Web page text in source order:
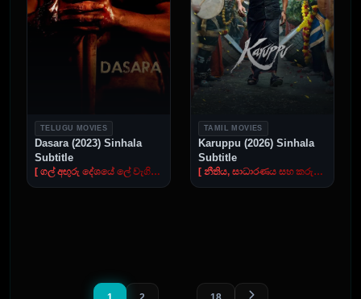
TELUGU MOVIES
Dasara (2023) Sinhala
Subtitle
[ ගල් අඟුරු දේශයේ ලේ වැගිරෙන වෛරය ]
TAMIL MOVIES
Karuppu (2026) Sinhala
Subtitle
[ නීතිය, සාධාරණය සහ කරුප්පන් සාමිගේ ගුප්ත හස්තය ]